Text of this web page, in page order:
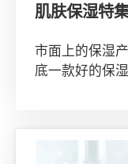
肌肤保湿特
市面上的保湿
底一款好的保